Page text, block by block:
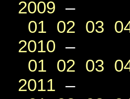
2009 –
01 02 03
2010 –
01 02 03
2011 –